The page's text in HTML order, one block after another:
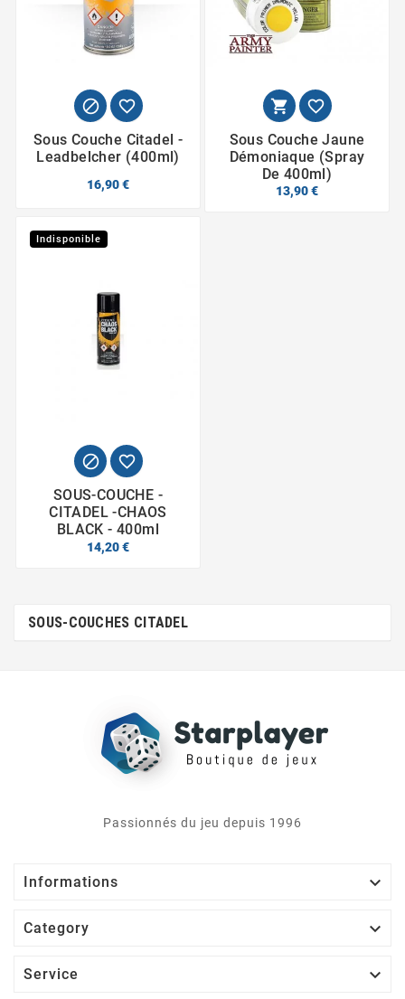
 
Sous Couche Citadel -
Leadbelcher (400ml)
16,90 €
 
Sous Couche Jaune
Démoniaque (spray
De 400ml)
13,90 €
Indisponible
 
SOUS-COUCHE -
CITADEL -CHAOS
BLACK - 400ml
14,20 €
SOUS-COUCHES CITADEL
Passionnés du jeu depuis 1996
Informations 
Category 
Service 